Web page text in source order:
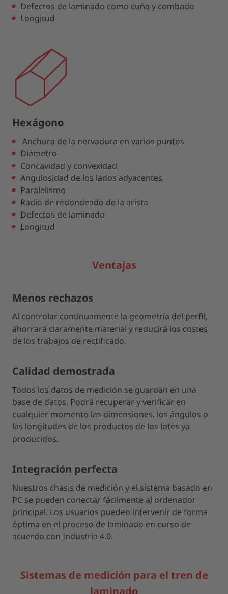
Defectos de laminado como cuña y combado
Longitud
Hexágono
Anchura de la nervadura en varios puntos
Diámetro
Concavidad y convexidad
Angulosidad de los lados adyacentes
Paralelismo
Radio de redondeado de la arista
Defectos de laminado
Longitud
Ventajas
Menos rechazos
Al controlar continuamente la geometría del perfil,
ahorrará claramente material y reducirá los costes
de los trabajos de rectificado.
Calidad demostrada
Todos los datos de medición se guardan en una
base de datos. Podrá recuperar y verificar en
cualquier momento las dimensiones, los ángulos o
las longitudes de los productos de los lotes ya
producidos.
Integración perfecta
Nuestros chasis de medición y el sistema basado en
PC se pueden conectar fácilmente al ordenador
principal. Los usuarios pueden intervenir de forma
óptima en el proceso de laminado en curso de
acuerdo con Industria 4.0.
Sistemas de medición para el tren de
laminado